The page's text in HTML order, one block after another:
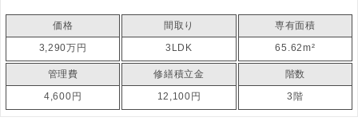
価格
3,290万円
間取り
3LDK
専有面積
65.62m²
管理費
4,600円
修繕積立金
12,100円
階数
3階